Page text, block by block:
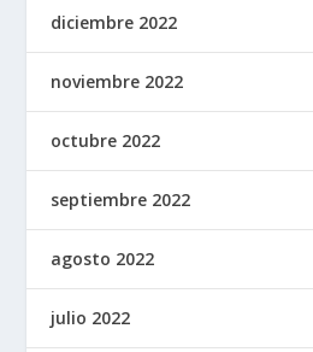
diciembre 2022
noviembre 2022
octubre 2022
septiembre 2022
agosto 2022
julio 2022